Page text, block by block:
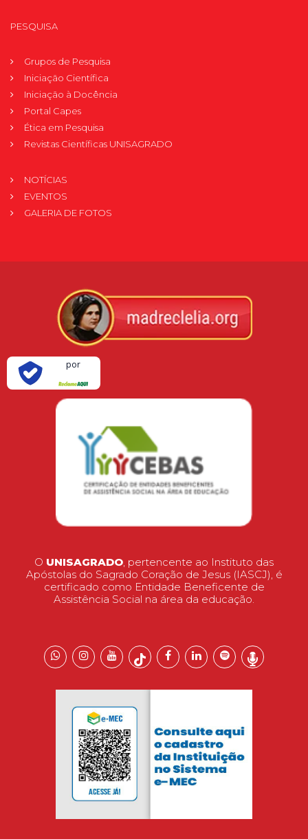
PESQUISA
Grupos de Pesquisa
Iniciação Científica
Iniciação à Docência
Portal Capes
Ética em Pesquisa
Revistas Científicas UNISAGRADO
NOTÍCIAS
EVENTOS
GALERIA DE FOTOS
por
O UNISAGRADO, pertencente ao Instituto das
Apóstolas do Sagrado Coração de Jesus (IASCJ), é
certificado como Entidade Beneficente de
Assistência Social na área da educação.